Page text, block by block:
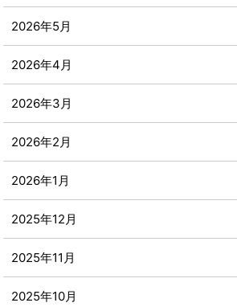
2026年5月
2026年4月
2026年3月
2026年2月
2026年1月
2025年12月
2025年11月
2025年10月